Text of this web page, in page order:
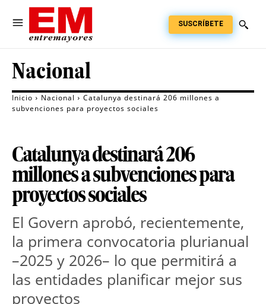
SUSCRÍBETE
Nacional
Inicio Nacional
Catalunya destinará 206 millones a
subvenciones para proyectos sociales
Catalunya destinará 206
millones a subvenciones para
proyectos sociales
El Govern aprobó, recientemente,
la primera convocatoria plurianual
–2025 y 2026– lo que permitirá a
las entidades planificar mejor sus